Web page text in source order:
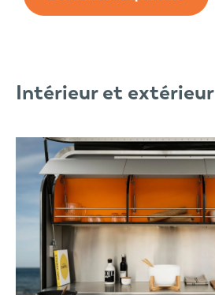
Intérieur et extérieur